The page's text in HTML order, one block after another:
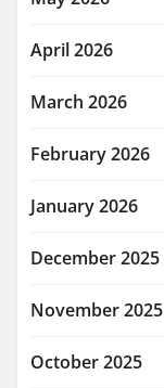
April 2026
March 2026
February 2026
January 2026
December 2025
November 2025
October 2025